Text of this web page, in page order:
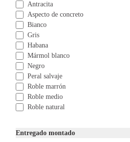
Antracita
Aspecto de concreto
Bianco
Gris
Habana
Mármol blanco
Negro
Peral salvaje
Roble marrón
Roble medio
Roble natural
Entregado montado